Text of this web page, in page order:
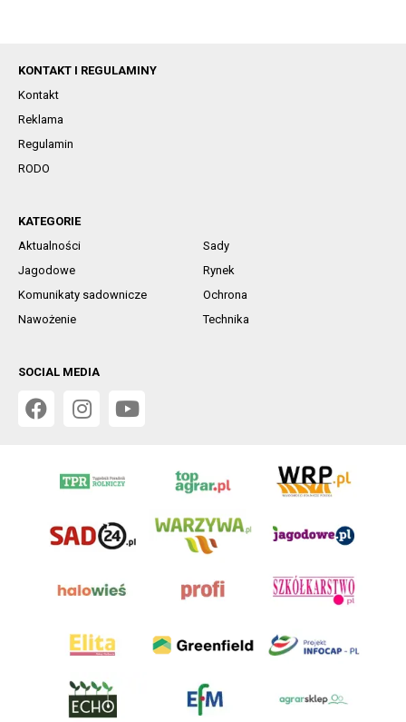
KONTAKT I REGULAMINY
Kontakt
Reklama
Regulamin
RODO
KATEGORIE
Aktualności
Sady
Jagodowe
Rynek
Komunikaty sadownicze
Ochrona
Nawożenie
Technika
SOCIAL MEDIA